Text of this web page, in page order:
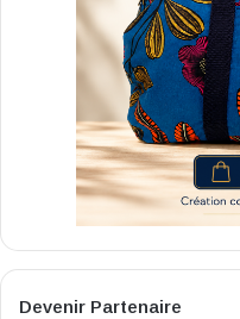
Devenir Partenaire